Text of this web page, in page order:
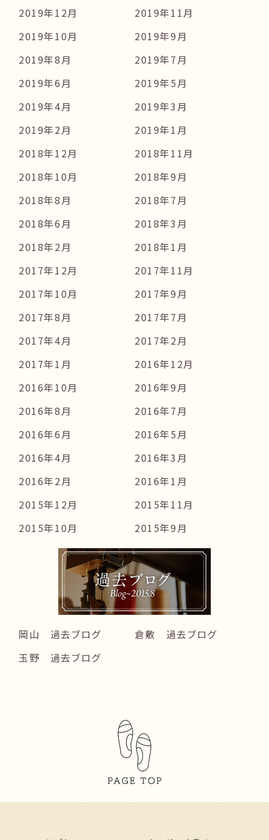
2019年12月
2019年11月
2019年10月
2019年9月
2019年8月
2019年7月
2019年6月
2019年5月
2019年4月
2019年3月
2019年2月
2019年1月
2018年12月
2018年11月
2018年10月
2018年9月
2018年8月
2018年7月
2018年6月
2018年3月
2018年2月
2018年1月
2017年12月
2017年11月
2017年10月
2017年9月
2017年8月
2017年7月
2017年4月
2017年2月
2017年1月
2016年12月
2016年10月
2016年9月
2016年8月
2016年7月
2016年6月
2016年5月
2016年4月
2016年3月
2016年2月
2016年1月
2015年12月
2015年11月
2015年10月
2015年9月
岡山 過去ブログ
倉敷 過去ブログ
玉野 過去ブログ